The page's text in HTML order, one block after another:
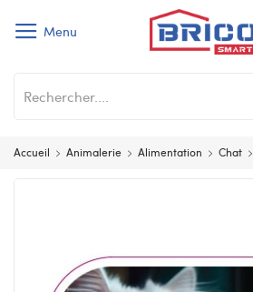
Menu
Accueil Animalerie Alimentation Chat